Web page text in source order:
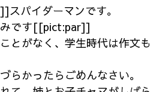
パイダーマンです。
みです[[pict:par]]
とがなく、学生時代は作文も
らかったらごめんなさい。